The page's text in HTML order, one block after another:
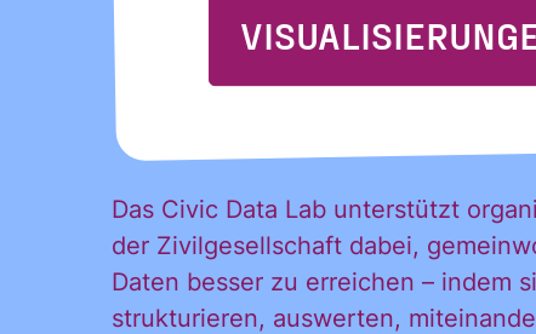
Das Civic Data Lab unterstützt
der Zivilgesellschaft dabei,
Daten besser zu erreichen – indem
strukturieren, auswerten,